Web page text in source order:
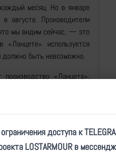
месяц. Но в январе
Производители
мы видим сейчас, — это
используется
должно быть невозможно.
«Ланцета»,
Бендетт.
что «Ланцеты»
цели и передают
и осуществляет удар.
км) в час. Эта низкая
доступа к
LOSTARMOUR в